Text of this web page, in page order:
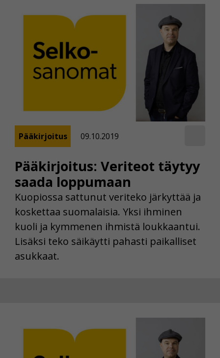
Pääkirjoitus: Veriteot täytyy
saada loppumaan
Pääkirjoitus 09.10.2019
Kuopiossa sattunut veriteko järkyttää ja
koskettaa suomalaisia. Yksi ihminen
kuoli ja kymmenen ihmistä loukkaantui.
Lisäksi teko säikäytti pahasti paikalliset
asukkaat.